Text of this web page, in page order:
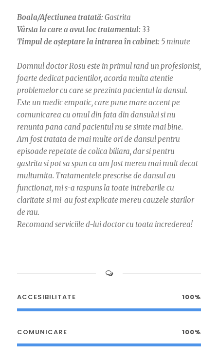
Boala/Afectiunea tratată: Gastrita
Vârsta la care a avut loc tratamentul: 33
Timpul de așteptare la intrarea în cabinet: 5 minute
Domnul doctor Rosu este in primul rand un profesionist,
foarte dedicat pacientilor, acorda multa atentie
problemelor cu care se prezinta pacientul la dansul.
Este un medic empatic, care pune mare accent pe
comunicarea cu omul din fata din dansului si nu
renunta pana cand pacientul nu se simte mai bine.
Am fost tratata de mai multe ori de dansul pentru
episoade repetate de colica biliara, dar si pentru
gastrita si pot sa spun ca am fost mereu mai mult decat
multumita. Tratamentele prescrise de dansul au
functionat, mi s-a raspuns la toate intrebarile cu
claritate si mi-au fost explicate mereu cauzele starilor
de rau.
Recomand serviciile d-lui doctor cu toata increderea!
ACCESIBILITATE 100%
COMUNICARE 100%